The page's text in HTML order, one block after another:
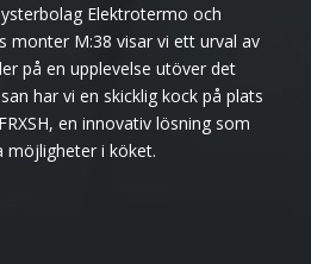
Elektrotermo och
monter M:38 visar vi ett urval av
på en upplevelse utöver det
har vi en skicklig kock på plats
en innovativ lösning som
möjligheter i köket.